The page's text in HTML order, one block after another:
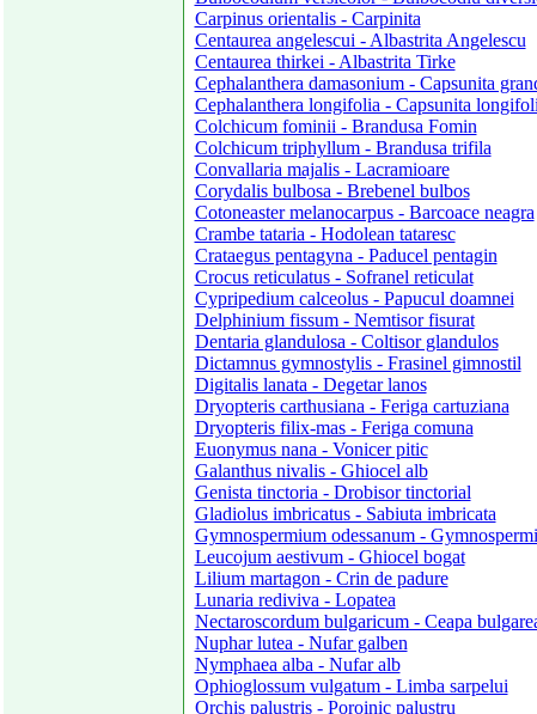
Carpinus orientalis - Carpinita
Centaurea angelescui - Albastrita Angelescu
Centaurea thirkei - Albastrita Tirke
Cephalanthera damasonium - Capsunita
Cephalanthera longifolia - Capsunita
Colchicum fominii - Brandusa Fomin
Colchicum triphyllum - Brandusa trifila
Convallaria majalis - Lacramioare
Corydalis bulbosa - Brebenel bulbos
Cotoneaster melanocarpus - Barcoace neagra
Crambe tataria - Hodolean tataresc
Crataegus pentagyna - Paducel pentagin
Crocus reticulatus - Sofranel reticulat
Cypripedium calceolus - Papucul doamnei
Delphinium fissum - Nemtisor fisurat
Dentaria glandulosa - Coltisor glandulos
Dictamnus gymnostylis - Frasinel gimnostil
Digitalis lanata - Degetar lanos
Dryopteris carthusiana - Feriga cartuziana
Dryopteris filix-mas - Feriga comuna
Euonymus nana - Vonicer pitic
Galanthus nivalis - Ghiocel alb
Genista tinctoria - Drobisor tinctorial
Gladiolus imbricatus - Sabiuta imbricata
Gymnospermium odessanum -
Leucojum aestivum - Ghiocel bogat
Lilium martagon - Crin de padure
Lunaria rediviva - Lopatea
Nectaroscordum bulgaricum - Ceapa
Nuphar lutea - Nufar galben
Nymphaea alba - Nufar alb
Ophioglossum vulgatum - Limba sarpelui
Orchis palustris - Poroinic palustru